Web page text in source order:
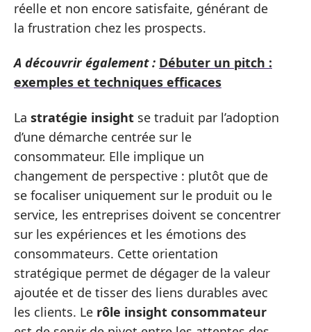
réelle et non encore satisfaite, générant de
la frustration chez les prospects.
A découvrir également : Débuter un pitch :
exemples et techniques efficaces
La stratégie insight se traduit par l’adoption
d’une démarche centrée sur le
consommateur. Elle implique un
changement de perspective : plutôt que de
se focaliser uniquement sur le produit ou le
service, les entreprises doivent se concentrer
sur les expériences et les émotions des
consommateurs. Cette orientation
stratégique permet de dégager de la valeur
ajoutée et de tisser des liens durables avec
les clients. Le rôle insight consommateur